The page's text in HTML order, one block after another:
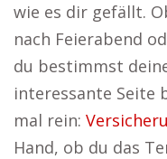
wie es dir gefällt.
nach Feierabend
du bestimmst
interessante Seite
mal rein:
Hand, ob du das